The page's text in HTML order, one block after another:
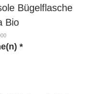
Bügelflasche
Bio
*